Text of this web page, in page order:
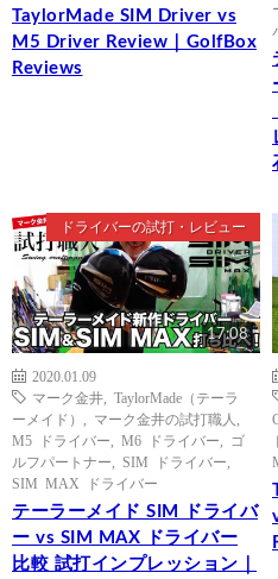
TaylorMade SIM Driver vs
M5 Driver Review｜GolfBox
Reviews
ドライバーの試打・レビュー
17:08
2020.01.09
マーク金井
TaylorMade（テーラ
ーメイド）
マーク金井の試打職人
M5 ドライバー
M6 ドライバー
ゴ
ルフパートナー
SIM ドライバー
SIM MAX ドライバー
テーラーメイド SIM ドライバ
ー vs SIM MAX ドライバー
比較 試打インプレッション｜